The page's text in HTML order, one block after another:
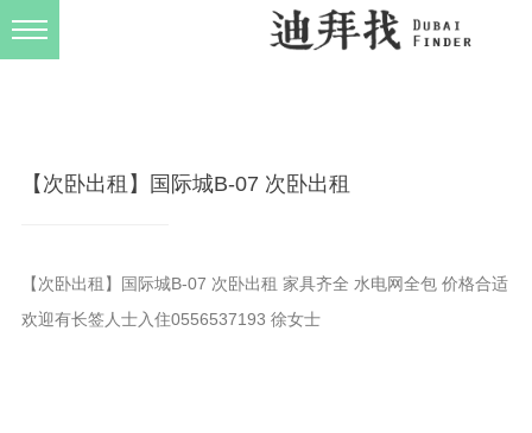
【次卧出租】国际城B-07 次卧出租
【次卧出租】国际城B-07 次卧出租 家具齐全 水电网全包 价格合适
欢迎有长签人士入住0556537193 徐女士